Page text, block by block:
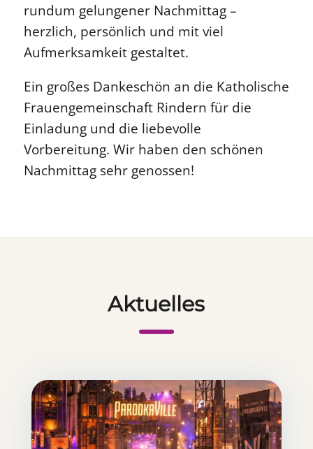
rundum gelungener Nachmittag –
herzlich, persönlich und mit viel
Aufmerksamkeit gestaltet.
Ein großes Dankeschön an die Katholische
Frauengemeinschaft Rindern für die
Einladung und die liebevolle
Vorbereitung. Wir haben den schönen
Nachmittag sehr genossen!
Aktuelles